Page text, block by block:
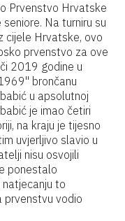
Prvenstvo Hrvatske
Na turniru su
cijele Hrvatske, ovo
prvenstvo za ove
2019 godine u
brončanu
u apsolutnoj
je imao četiri
na kraju je tijesno
uvjerljivo slavio u
nisu osvojili
ponestalo
to
prvenstvu vodio